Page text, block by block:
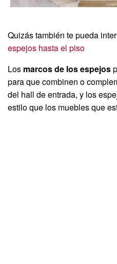
Quizás también te pueda
espejos hasta el piso
Los marcos de los espejos
para que combinen o
del hall de entrada, y los
estilo que los muebles que